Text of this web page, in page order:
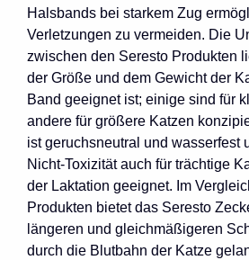
Halsbands bei starkem Zug
Verletzungen zu vermeiden. Die
zwischen den Seresto Produkten
der Größe und dem Gewicht der
Band geeignet ist; einige sind für
andere für größere Katzen
ist geruchsneutral und wasserfest
Nicht-Toxizität auch für trächtige
der Laktation geeignet. Im
Produkten bietet das Seresto
längeren und gleichmäßigeren
durch die Blutbahn der Katze